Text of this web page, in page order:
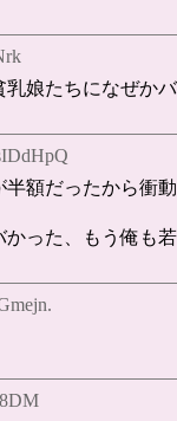
乳娘たちになぜかバ
額だったから衝動
かった、もう俺も若